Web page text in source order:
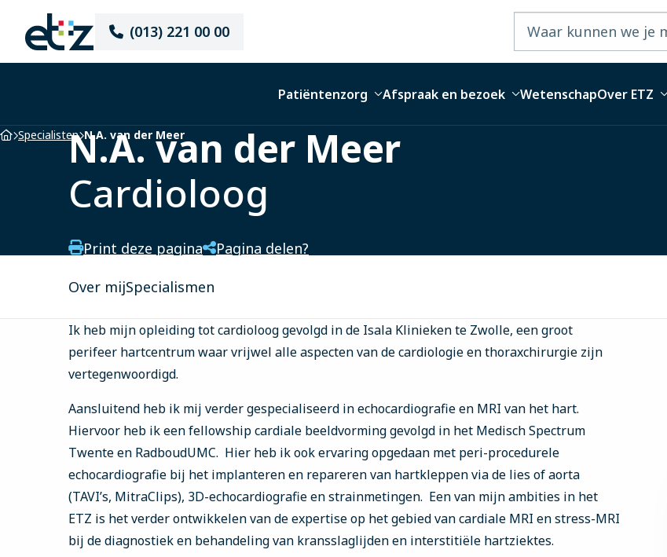
Elisabeth-
TweeSteden
Ziekenhuis
(013) 221 00 00
Patiëntenzorg Afspraak en bezoek WetenschapOver ETZ
Home
Specialisten N.A. van der Meer
N.A. van der Meer
Cardioloog
Print deze pagina Pagina delen?
Over mijSpecialismen
Ik heb mijn opleiding tot cardioloog gevolgd in de Isala Klinieken te Zwolle, een groot
perifeer hartcentrum waar vrijwel alle aspecten van de cardiologie en thoraxchirurgie zijn
vertegenwoordigd.
Aansluitend heb ik mij verder gespecialiseerd in echocardiografie en MRI van het hart.
Hiervoor heb ik een fellowship cardiale beeldvorming gevolgd in het Medisch Spectrum
Twente en RadboudUMC. Hier heb ik ook ervaring opgedaan met peri-procedurele
echocardiografie bij het implanteren en repareren van hartkleppen via de lies of aorta
(TAVI’s, MitraClips), 3D-echocardiografie en strainmetingen. Een van mijn ambities in het
ETZ is het verder ontwikkelen van de expertise op het gebied van cardiale MRI en stress-MRI
bij de diagnostiek en behandeling van kransslaglijden en interstitiële hartziektes.